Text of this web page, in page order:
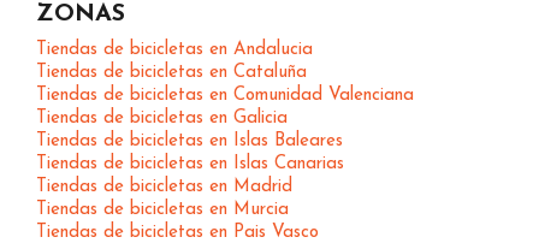
ZONAS
Tiendas de bicicletas en Andalucia
Tiendas de bicicletas en Cataluña
Tiendas de bicicletas en Comunidad Valenciana
Tiendas de bicicletas en Galicia
Tiendas de bicicletas en Islas Baleares
Tiendas de bicicletas en Islas Canarias
Tiendas de bicicletas en Madrid
Tiendas de bicicletas en Murcia
Tiendas de bicicletas en Pais Vasco